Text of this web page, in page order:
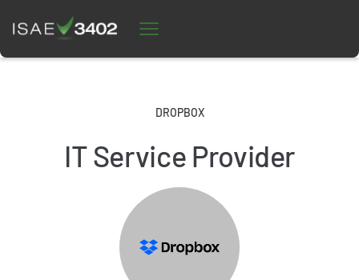
DROPBOX
IT Service Provider